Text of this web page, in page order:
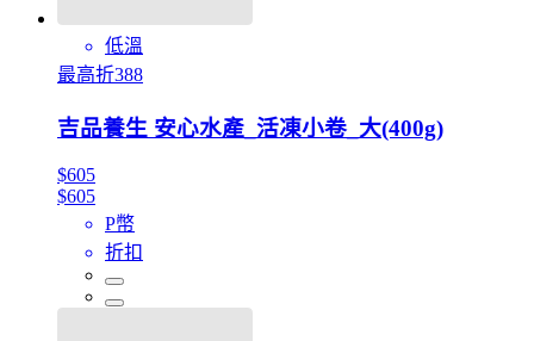
低溫
最高折388
吉品養生 安心水產_活凍小卷_大(400g)
$605
$605
P幣
折扣